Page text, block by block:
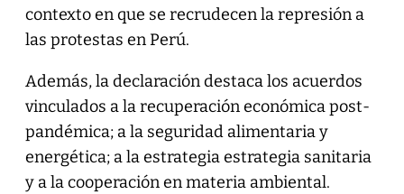
contexto en que se recrudecen la represión a
las protestas en Perú.
Además, la declaración destaca los acuerdos
vinculados a la recuperación económica post-
pandémica; a la seguridad alimentaria y
energética; a la estrategia estrategia sanitaria
y a la cooperación en materia ambiental.